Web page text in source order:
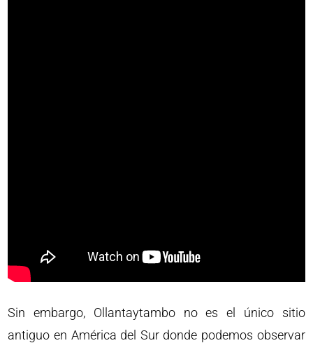
Sin embargo, Ollantaytambo no es el único sitio
antiguo en América del Sur donde podemos observar